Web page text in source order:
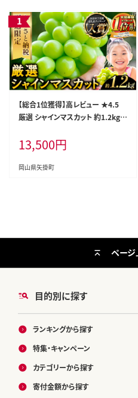
ャインマスカット シャインマスカ
ット シャインマスカット ---ofn_c
wsmx_ae911_26_13500_h2-
--
【総合1位獲得】高レビュー ★4.5
厳選 シャインマスカット 約1.2kg
荷予定(土日祝除く)》 シャインマス
カット ぶどう シャインマスカット ブ
ドウ フルーツ 大粒 ランキング 1位
--ofn_cwsmx_ae911_26_13500
_h2---
13,500円
岡山県矢掛町
目的別に探す
ランキングから探す
特集・キャンペーン
カテゴリーから探す
寄付金額から探す
ペー